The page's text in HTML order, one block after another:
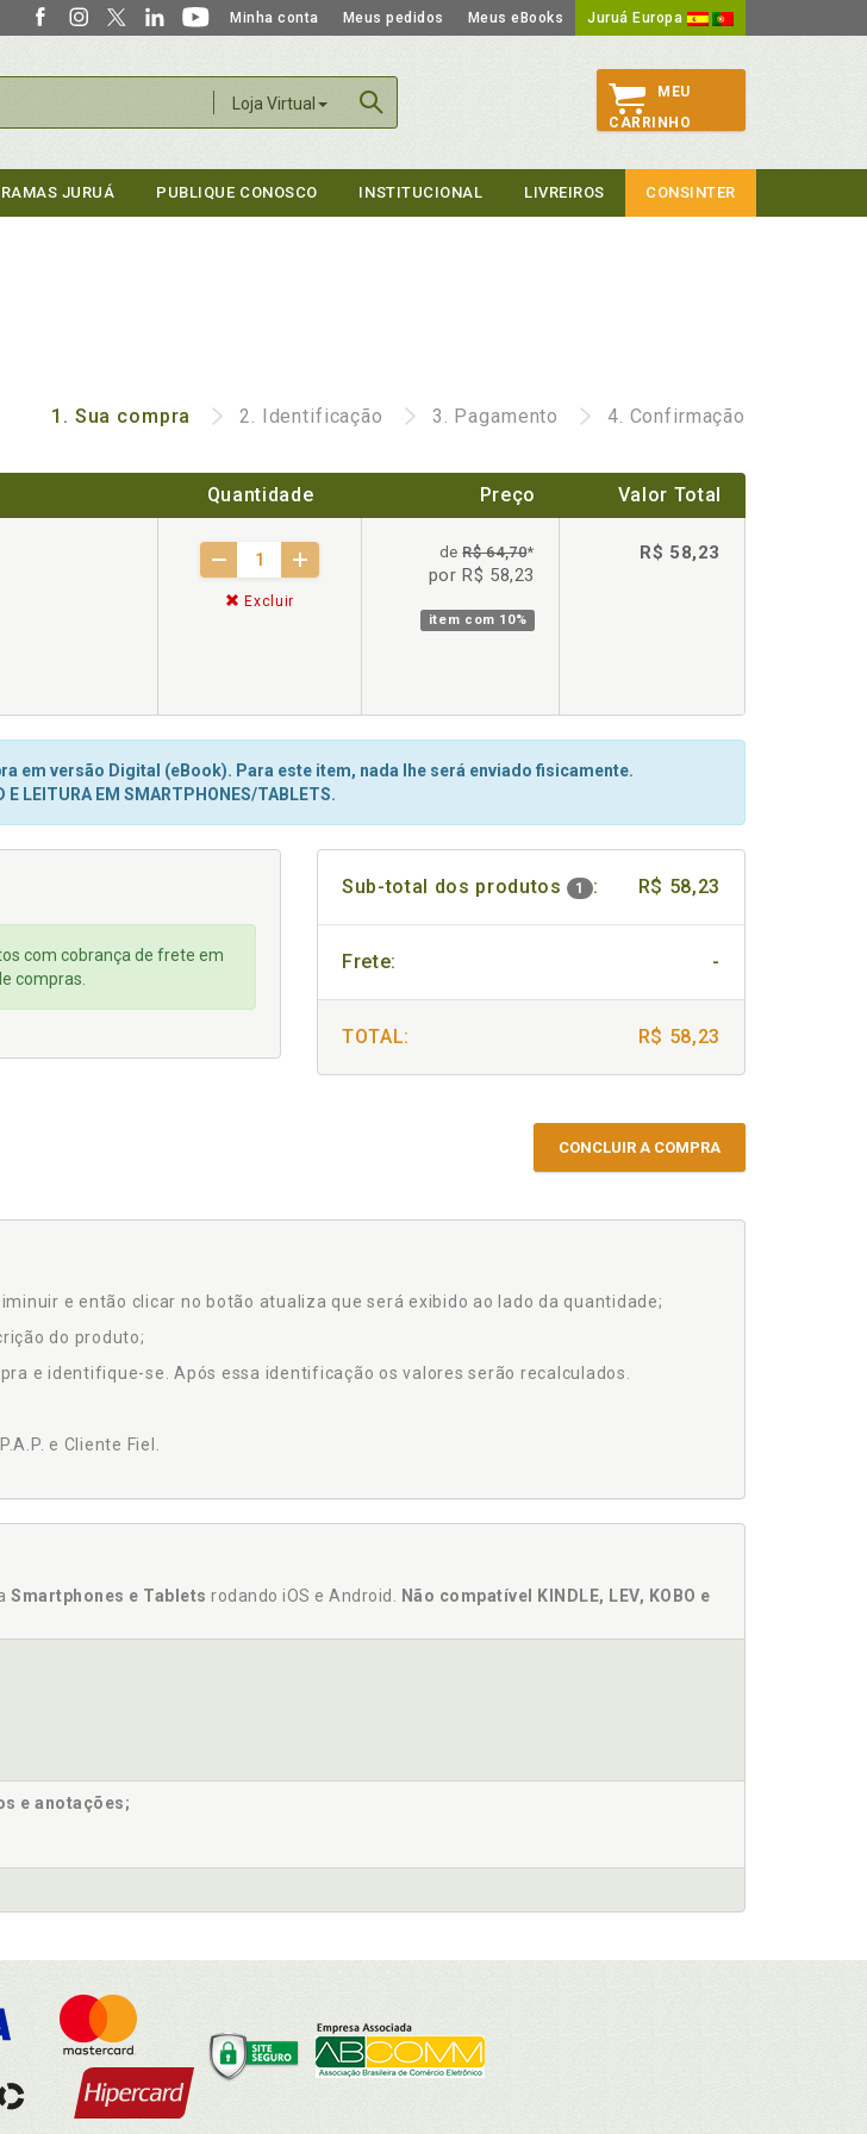
Minha conta Meus pedidos Meus eBooks Juruá Europa
Loja Virtual
MEU
CARRINHO
JURUÁ PUBLIQUE CONOSCO INSTITUCIONAL LIVREIROS CONSINTER
1. Sua compra 2. Identificação 3. Pagamento 4. Confirmação
Quantidade Preço Valor Total
Excluir
deR$ 64,70*
por R$ 58,23
item com 10%
R$ 58,23
em versão Digital (eBook). Para este item, nada lhe será enviado fisicamente.
E LEITURA EM SMARTPHONES/TABLETS.
com cobrança de frete em
compras.
Sub-total dos produtos 1 : R$ 58,23
Frete: -
TOTAL: R$ 58,23
CONCLUIR A COMPRA
e então clicar no botão atualiza que será exibido ao lado da quantidade;
do produto;
e identifique-se. Após essa identificação os valores serão recalculados.
e Cliente Fiel.
Smartphones e Tablets rodando iOS e Android.
Não compatível KINDLE, LEV, KOBO e
e anotações;